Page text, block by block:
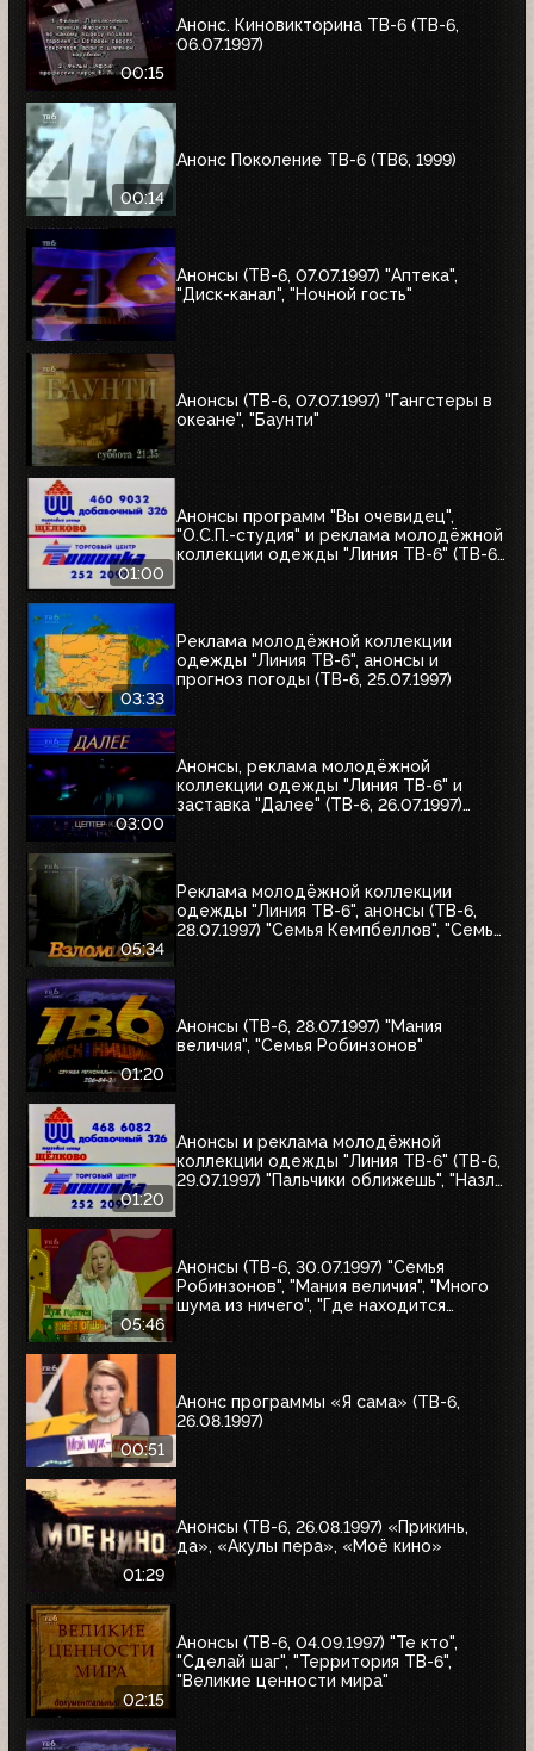
00:15
Анонс. Киновикторина ТВ-6 (ТВ-6,
06.07.1997)
00:14
Анонс Поколение ТВ-6 (ТВ6, 1999)
Анонсы (ТВ-6, 07.07.1997) "Аптека",
"Диск-канал", "Ночной гость"
Анонсы (ТВ-6, 07.07.1997) "Гангстеры в
океане", "Баунти"
01:00
Анонсы программ "Вы очевидец",
"О.С.П.-студия" и реклама молодёжной
коллекции одежды "Линия ТВ-6" (ТВ-6,
03:33
Реклама молодёжной коллекции
одежды "Линия ТВ-6", анонсы и
прогноз погоды (ТВ-6, 25.07.1997)
03:00
Анонсы, реклама молодёжной
коллекции одежды "Линия ТВ-6" и
заставка "Далее" (ТВ-6, 26.07.1997)
05:34
Реклама молодёжной коллекции
одежды "Линия ТВ-6", анонсы (ТВ-6,
28.07.1997) "Семья Кемпбеллов", "Семья
01:20
Анонсы (ТВ-6, 28.07.1997) "Мания
величия", "Семья Робинзонов"
01:20
Анонсы и реклама молодёжной
коллекции одежды "Линия ТВ-6" (ТВ-6,
29.07.1997) "Пальчики оближешь", "Назло
05:46
Анонсы (ТВ-6, 30.07.1997) "Семья
Робинзонов", "Мания величия", "Много
шума из ничего", "Где находится
00:51
Анонс программы «Я сама» (ТВ-6,
26.08.1997)
01:29
Анонсы (ТВ-6, 26.08.1997) «Прикинь,
да», «Акулы пера», «Моё кино»
02:15
Анонсы (ТВ-6, 04.09.1997) "Те кто",
"Сделай шаг", "Территория ТВ-6",
"Великие ценности мира"